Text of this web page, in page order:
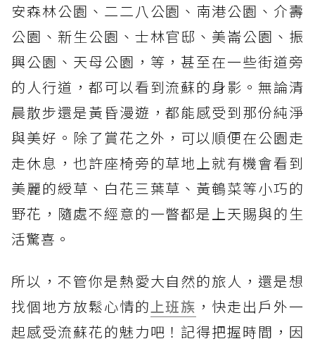
安森林公園、二二八公園、南港公園、介壽
公園、新生公園、士林官邸、美崙公園、振
興公園、天母公園，等，甚至在一些街道旁
的人行道，都可以看到流蘇的身影。無論清
晨散步還是黃昏漫遊，都能感受到那份純淨
與美好。除了賞花之外，可以順便在公園走
走休息，也許座椅旁的草地上就有機會看到
美麗的綬草、白花三葉草、黃鵪菜等小巧的
野花，隨處不經意的一瞥都是上天賜與的生
活驚喜。
所以，不管你是熱愛大自然的旅人，還是想
找個地方放鬆心情的上班族 ，快走出戶外一
起感受流蘇花的魅力吧！記得把握時間，因